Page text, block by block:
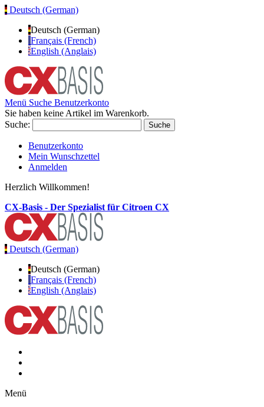
Deutsch (German)
Deutsch (German)
Français (French)
English (Anglais)
Menü Suche Benutzerkonto
Sie haben keine Artikel im Warenkorb.
Suche:
Suche
Benutzerkonto
Mein Wunschzettel
Anmelden
Herzlich Willkommen!
CX-Basis - Der Spezialist für Citroen CX
Deutsch (German)
Deutsch (German)
Français (French)
English (Anglais)
Menü